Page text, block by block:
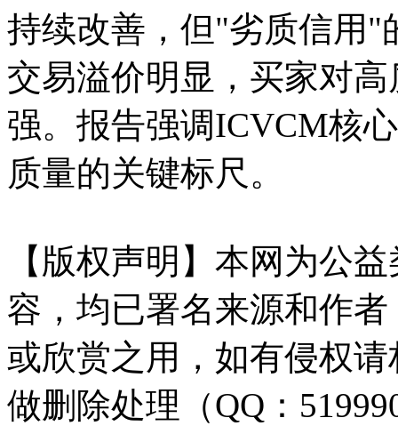
持续改善，但"劣质信用"
交易溢价明显，买家对
强。报告强调ICVCM核
质量的关键标尺。
【版权声明】本网为公
容，均已署名来源和作
或欣赏之用，如有侵权
做删除处理（QQ：